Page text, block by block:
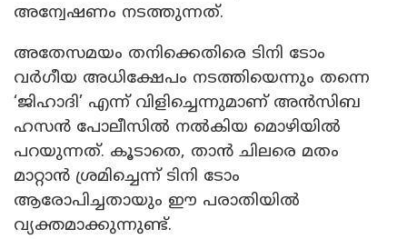
അന്വേഷണം നടത്തുന്നത്.
അതേസമയം തനിക്കെതിരെ ടിനി ടോം
വർഗീയ അധിക്ഷേപം നടത്തിയെന്നും തന്നെ
‘ജിഹാദി’ എന്ന് വിളിച്ചെന്നുമാണ് അൻസിബ
ഹസൻ പോലീസിൽ നൽകിയ മൊഴിയിൽ
പറയുന്നത്. കൂടാതെ, താൻ ചിലരെ മതം
മാറ്റാൻ ശ്രമിച്ചെന്ന് ടിനി ടോം
ആരോപിച്ചതായും ഈ പരാതിയിൽ
വ്യക്തമാക്കുന്നുണ്ട്.